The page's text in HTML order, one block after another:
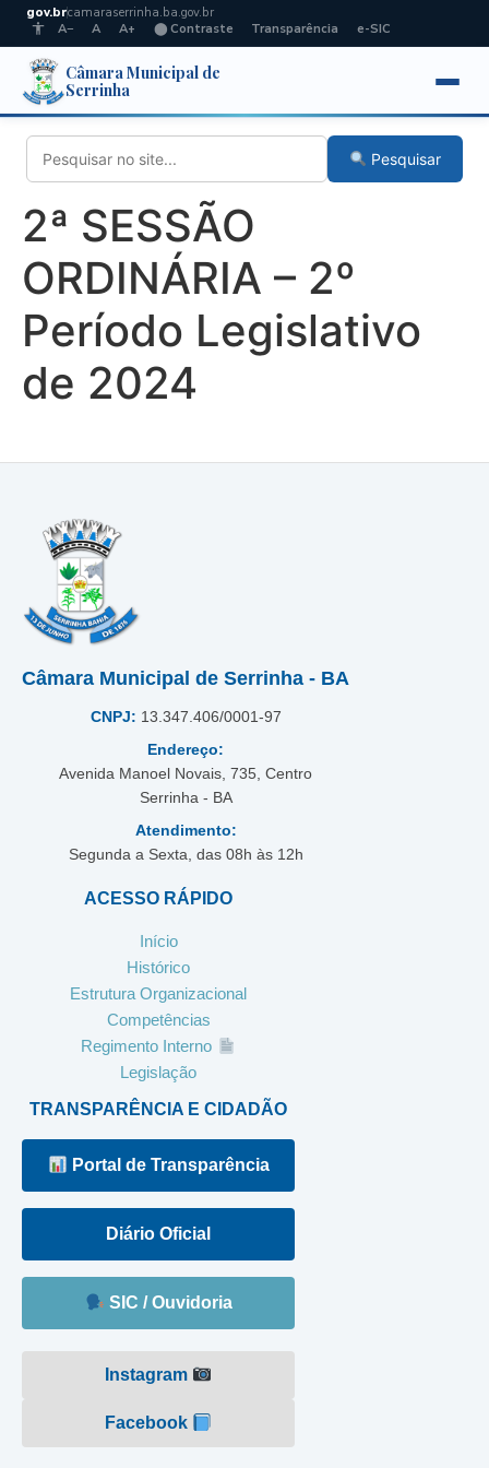
gov.brcamaraserrinha.ba.gov.br
A−
A A+ ⬤ Contraste Transparência e-SIC
Câmara Municipal de
Serrinha
Pesquisar
2ª SESSÃO
ORDINÁRIA – 2º
Período Legislativo
de 2024
Câmara Municipal de Serrinha - BA
CNPJ: 13.347.406/0001-97
Endereço:
Avenida Manoel Novais, 735, Centro
Serrinha - BA
Atendimento:
Segunda a Sexta, das 08h às 12h
ACESSO RÁPIDO
Início
Histórico
Estrutura Organizacional
Competências
Regimento Interno
Legislação
TRANSPARÊNCIA E CIDADÃO
Portal de Transparência
Diário Oficial
SIC / Ouvidoria
Instagram
Facebook